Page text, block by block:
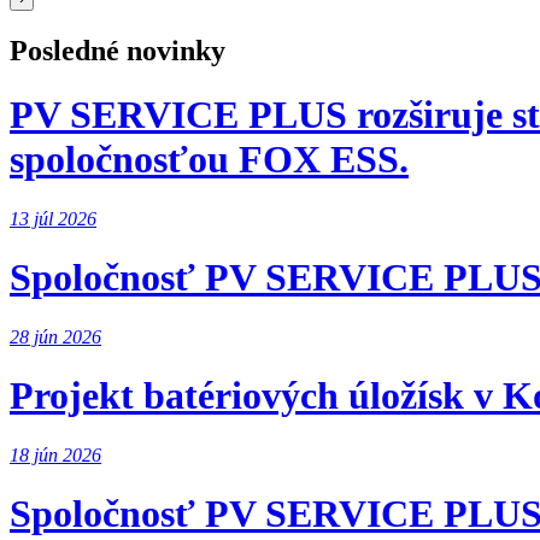
Posledné novinky
PV SERVICE PLUS rozširuje
spoločnosťou FOX ESS.
13 júl 2026
Spoločnosť PV SERVICE
28 jún 2026
Projekt batériových úložísk v
18 jún 2026
Spoločnosť PV SERVICE